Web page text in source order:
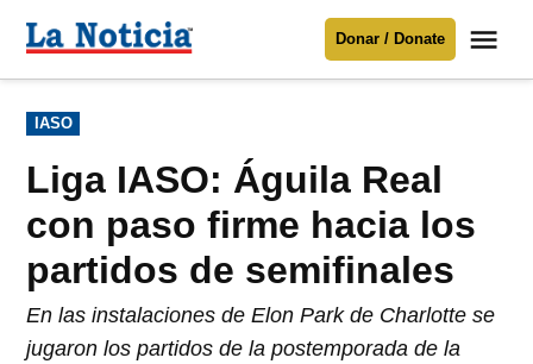
Para mantenerte informado necesitamos
Donar
contenido
Noticia
Donar / Donate
Publicado
en
IASO
Liga IASO: Águila Real
con paso firme hacia los
partidos de semifinales
En las instalaciones de Elon Park de Charlotte se
jugaron los partidos de la postemporada de la